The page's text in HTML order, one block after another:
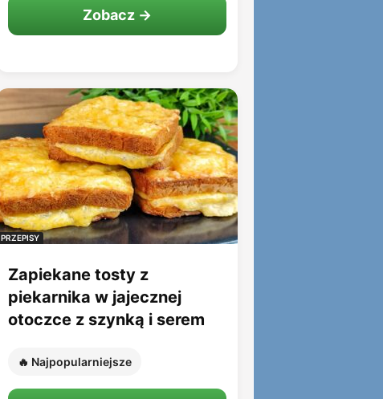
Zobacz →
PRZEPISY
Zapiekane tosty z
piekarnika w jajecznej
otoczce z szynką i serem
🔥 Najpopularniejsze